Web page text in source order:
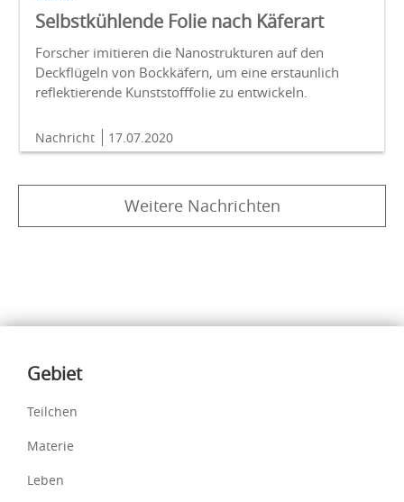
Selbstkühlende Folie nach Käferart
Forscher imitieren die Nanostrukturen auf den
Deckflügeln von Bockkäfern, um eine erstaunlich
reflektierende Kunststofffolie zu entwickeln.
Nachricht 17.07.2020
Weitere Nachrichten
Inhalte
Gebiet
Teilchen
Materie
Leben